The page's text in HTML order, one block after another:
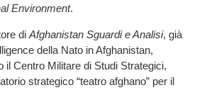
Environment.
di Afghanistan Sguardi e Analisi, già
della Nato in Afghanistan,
il Centro Militare di Studi Strategici,
strategico “teatro afghano” per il